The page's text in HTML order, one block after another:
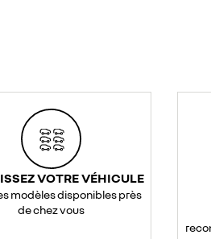
VOTRE VÉHICULE
modèles disponibles près
de chez vous